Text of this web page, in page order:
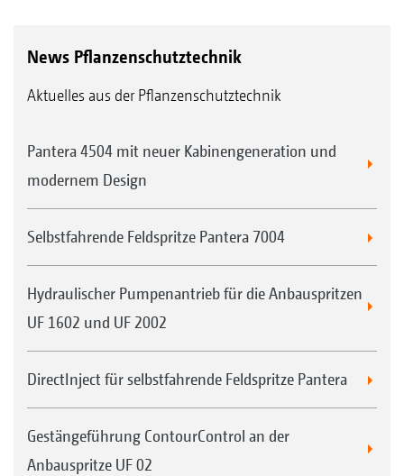
News Pflanzenschutztechnik
Aktuelles aus der Pflanzenschutztechnik
Pantera 4504 mit neuer Kabinengeneration und
modernem Design
Selbstfahrende Feldspritze Pantera 7004
Hydraulischer Pumpenantrieb für die Anbauspritzen
UF 1602 und UF 2002
DirectInject für selbstfahrende Feldspritze Pantera
Gestängeführung ContourControl an der
Anbauspritze UF 02